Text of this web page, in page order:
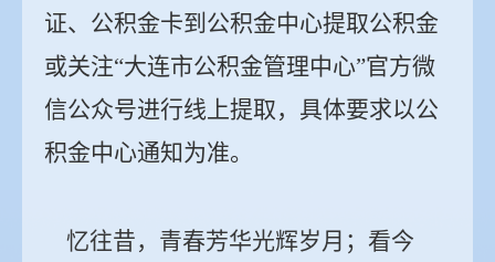
证、公积金卡到公积金中心提取公积金
或关注“大连市公积金管理中心”官方微
信公众号进行线上提取，具体要求以公
积金中心通知为准。
忆往昔，青春芳华光辉岁月；看今